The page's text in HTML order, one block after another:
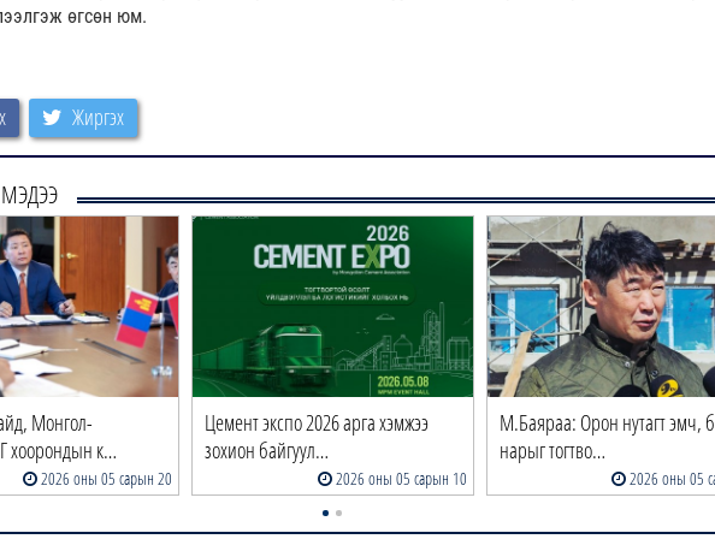
өгсөн юм.
Жиргэх
Монгол-
хоорондын к…
2026 оны 05 сарын 20
Цемент экспо 2026 арга хэмжээ
зохион байгуул…
2026 оны 05 сарын 10
М.Баяраа: Орон нутагт эмч,
нарыг тогтво…
2026 оны 05